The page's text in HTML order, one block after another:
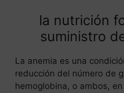
la nutrición
suministro
La anemia es una
reducción del número de
hemoglobina, o ambos,